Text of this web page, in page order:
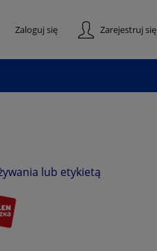
Zarejestruj się
Zaloguj się
lub etykietą